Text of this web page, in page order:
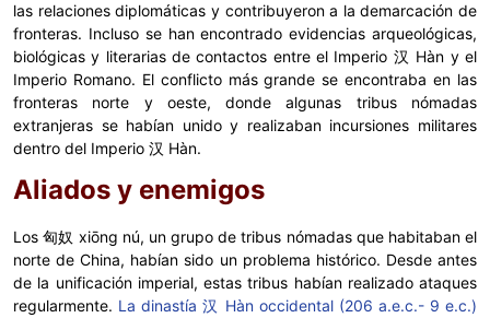
las relaciones diplomáticas y contribuyeron a la demarcación de
fronteras. Incluso se han encontrado evidencias arqueológicas,
biológicas y literarias de contactos entre el Imperio 汉 Hàn y el
Imperio Romano. El conflicto más grande se encontraba en las
fronteras norte y oeste, donde algunas tribus nómadas
extranjeras se habían unido y realizaban incursiones militares
dentro del Imperio 汉 Hàn.
Aliados y enemigos
Los 匈奴 xiōng nú, un grupo de tribus nómadas que habitaban el
norte de China, habían sido un problema histórico. Desde antes
de la unificación imperial, estas tribus habían realizado ataques
regularmente. La dinastía 汉 Hàn occidental (206 a.e.c.- 9 e.c.)